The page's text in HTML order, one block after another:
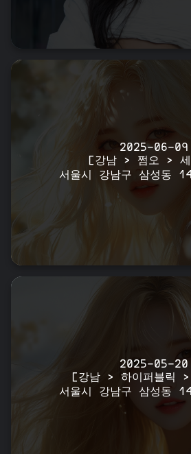
2025-06-09
[강남 > 쩜오 > 세
서울시 강남구 삼성동
2025-05-20
[강남 > 하이퍼블릭 >
서울시 강남구 삼성동